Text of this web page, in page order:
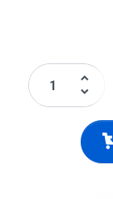
keyboard_arrow_up
keyboard_arrow_down